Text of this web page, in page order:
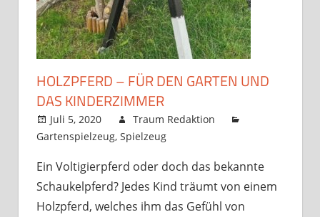
HOLZPFERD – FÜR DEN GARTEN UND
DAS KINDERZIMMER
Juli 5, 2020
Traum Redaktion
Gartenspielzeug, Spielzeug
Ein Voltigierpferd oder doch das bekannte
Schaukelpferd? Jedes Kind träumt von einem
Holzpferd, welches ihm das Gefühl von